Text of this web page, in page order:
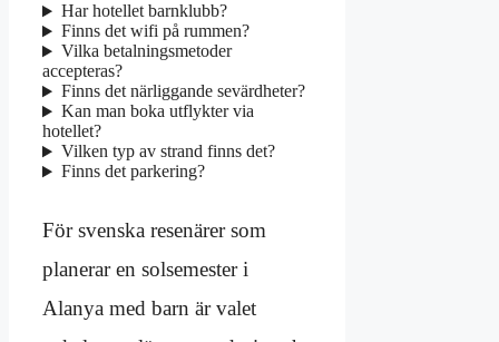
Har hotellet barnklubb?
Finns det wifi på rummen?
Vilka betalningsmetoder
accepteras?
Finns det närliggande sevärdheter?
Kan man boka utflykter via
hotellet?
Vilken typ av strand finns det?
Finns det parkering?
För svenska resenärer som
planerar en solsemester i
Alanya med barn är valet